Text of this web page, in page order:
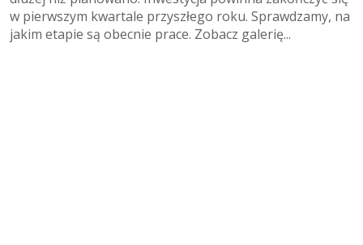
w pierwszym kwartale przyszłego roku. Sprawdzamy, na
jakim etapie są obecnie prace. Zobacz galerię...